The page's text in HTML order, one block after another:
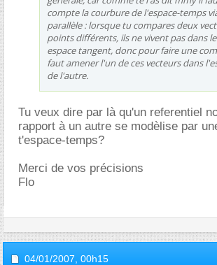
compte la courbure de l'espace-temps
parallèle : lorsque tu compares deux
points différents, ils ne vivent pas dans
espace tangent, donc pour faire une
faut amener l'un de ces vecteurs dans
de l'autre.
Tu veux dire par là qu'un referentiel
rapport à un autre se modèlise par
t'espace-temps?
Merci de vos précisions
Flo
04/01/2007, 00h15